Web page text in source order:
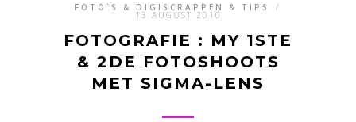
FOTO`S & DIGISCRAPPEN & TIPS /
13 AUGUST 2010
FOTOGRAFIE : MY 1STE
& 2DE FOTOSHOOTS
MET SIGMA-LENS